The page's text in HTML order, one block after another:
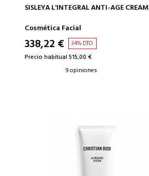
AÑADIR A LA CESTA
SISLEYA L'INTEGRAL ANTI-AGE CREAM
Cosmética Facial
338,22 € 34% DTO.
Precio habitual 515,00 €
9 opiniones